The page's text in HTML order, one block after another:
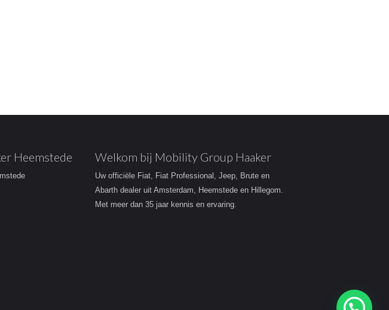
Heemstede Welkom bij Mobility Group Haaker
Uw officiële Fiat, Fiat Professional, Jeep, Brute en
Abarth dealer uit Amsterdam, Heemstede en Hillegom.
Met meer dan 35 jaar kennis en ervaring.